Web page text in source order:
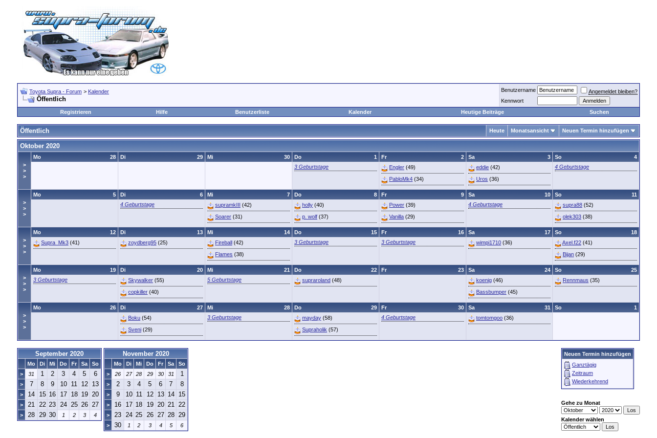
Toyota Supra - Forum > Kalender
Öffentlich
Benutzername
Angemeldet bleiben?
Kennwort
Registrieren
Hilfe Benutzerliste Kalender Heutige Beiträge Suchen
Öffentlich Heute Monatsansicht Neuen Termin hinzufügen
Oktober 2020
>
>
>
28
Mo 29
Di 30
Mi 1
Do
3 Geburtstage
2
Fr
Engler (49)
PabloMk4 (34)
3
Sa
eddie (42)
Uros (36)
4
So
4 Geburtstage
>
>
>
5
Mo 6
Di
4 Geburtstage
7
Mi
supramkIII
(42)
Soarer (31)
8
Do
holly (40)
p. wolf (37)
9
Fr
Power (39)
Vanilla (29)
10
Sa
4 Geburtstage
11
So
supra88 (52)
olek303 (38)
>
>
>
12
Mo
Supra_Mk3 (41)
13
Di
zoydberg95 (25)
14
Mi
Fireball (42)
Flames (38)
15
Do
3 Geburtstage
16
Fr
3 Geburtstage
17
Sa
wimpi1710 (36)
18
So
Axel.f22 (41)
Bijan (29)
>
>
>
19
Mo
3 Geburtstage
20
Di
Skywalker (55)
copkiller (40)
21
Mi
5 Geburtstage
22
Do
supraroland (48)
23
Fr 24
Sa
koenig (46)
Bassbumper (45)
25
So
Rennmaus (35)
>
>
>
26
Mo 27
Di
Boku (54)
Sveni (29)
28
Mi
3 Geburtstage
29
Do
mayday (58)
Supraholik (57)
30
Fr
4 Geburtstage
31
Sa
tomtomgoo (36)
1
So
September 2020
Mo Di Mi Do Fr Sa
So
>
31 1 2 3 4 5 6
> 7 8 9 10 11 12 13
> 14 15 16 17 18 19 20
> 21 22 23 24 25 26 27
> 28 29 30 1 2 3 4
November 2020
Mo Di Mi Do Fr Sa
So
>
26 27 28 29 30 31 1
> 2 3 4 5 6 7 8
> 9 10 11 12 13 14 15
> 16 17 18 19 20 21 22
> 23 24 25 26 27 28 29
> 30 1 2 3 4 5 6
Neuen Termin hinzufügen
Ganztägig
Zeitraum
Wiederkehrend
Gehe zu Monat
Kalender wählen